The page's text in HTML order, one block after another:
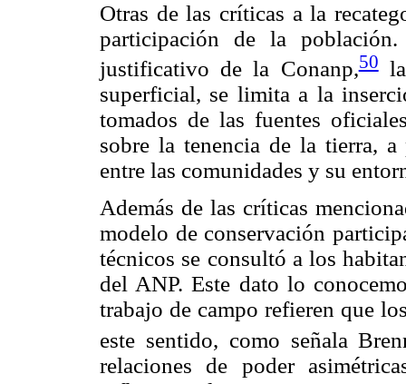
Otras de las críticas a la
participación de la
justificativo de la Conanp,50la
superficial, se limita a la
tomados de las fuentes
sobre la tenencia de la tierra,
entre las comunidades y su
Además de las críticas
modelo de conservación
técnicos se consultó a los
del ANP. Este dato lo
trabajo de campo refieren que
este sentido, como señala
relaciones de poder